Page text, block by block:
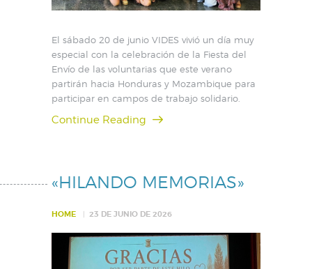
El sábado 20 de junio VIDES vivió un día muy
especial con la celebración de la Fiesta del
Envío de las voluntarias que este verano
partirán hacia Honduras y Mozambique para
participar en campos de trabajo solidario.
Continue Reading
«HILANDO MEMORIAS»
HOME 23 DE JUNIO DE 2026